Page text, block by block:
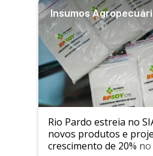
Insumos
Rio Pardo estreia no
novos produtos e
crescimento de 20% no